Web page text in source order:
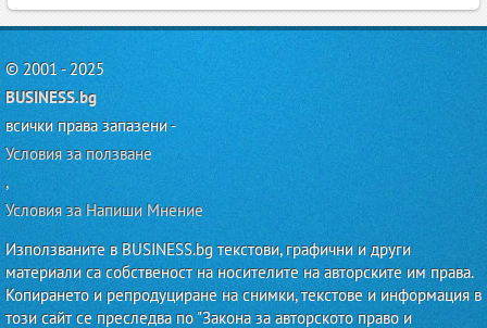
© 2001 - 2025
BUSINESS.bg
всички права запазени -
Условия за ползване
,
Условия за Напиши Мнение
Използваните в BUSINESS.bg текстови, графични и други
материали са собственост на носителите на авторските им права.
Копирането и репродуциране на снимки, текстове и информация в
този сайт се преследва по "Закона за авторското право и